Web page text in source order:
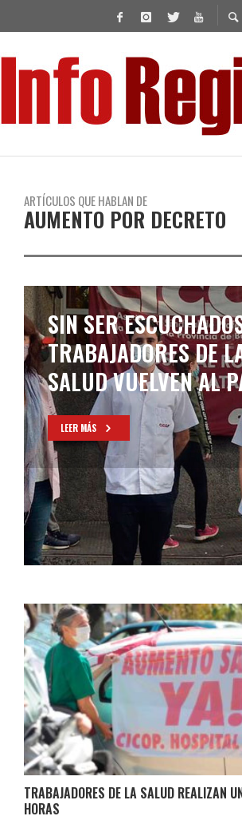
ARTÍCULOS QUE HABLAN DE
AUMENTO POR DECRETO
SIN SER
TRABAJADORES DE
SALUD VUELVEN AL
LEER MÁS
TRABAJADORES DE LA SALUD REALIZAN
HORAS